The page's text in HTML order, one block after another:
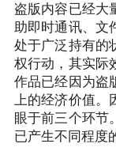
盗版内容已经大
助即时通讯、文
处于广泛持有的
权行动，其实
作品已经因为盗
上的经济价值。
眼于前三个环节
已产生不同程度